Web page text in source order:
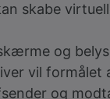
skabe
og
vil
og